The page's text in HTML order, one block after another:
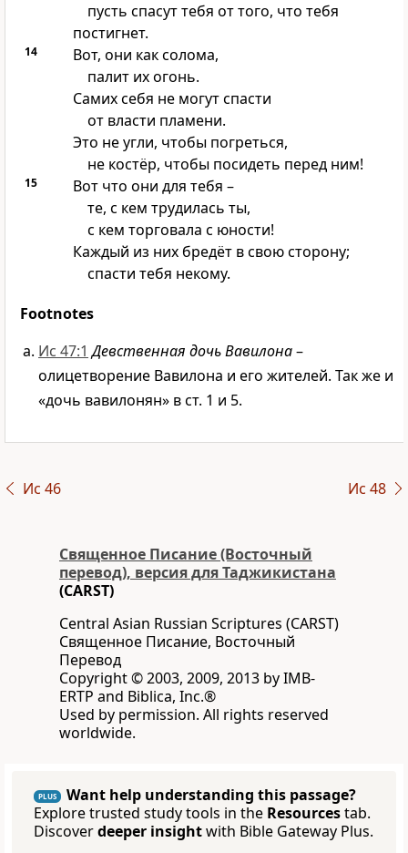
пусть спасут тебя от того, что тебя
постигнет.
14
Вот, они как солома,
палит их огонь.
Самих себя не могут спасти
от власти пламени.
Это не угли, чтобы погреться,
не костёр, чтобы посидеть перед ним!
15
Вот что они для тебя –
те, с кем трудилась ты,
с кем торговала с юности!
Каждый из них бредёт в свою сторону;
спасти тебя некому.
Footnotes
Ис 47:1 Девственная дочь Вавилона–
олицетворение Вавилона и его жителей. Так же и
«дочь вавилонян» в ст. 1 и 5.
Ис 46 Ис 48
Священное Писание (Восточный
перевод), версия для Таджикистана
(CARST)
Central Asian Russian Scriptures (CARST)
Священное Писание, Восточный
Перевод
Copyright © 2003, 2009, 2013 by IMB-
ERTP and Biblica, Inc.®
Used by permission. All rights reserved
worldwide.
PLUS
Want help understanding this passage?
Explore trusted study tools in the Resourcestab.
Discoverdeeper insightwith Bible Gateway Plus.